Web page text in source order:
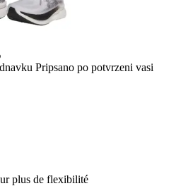
Pripsano po potvrzeni vasi
plus de flexibilité